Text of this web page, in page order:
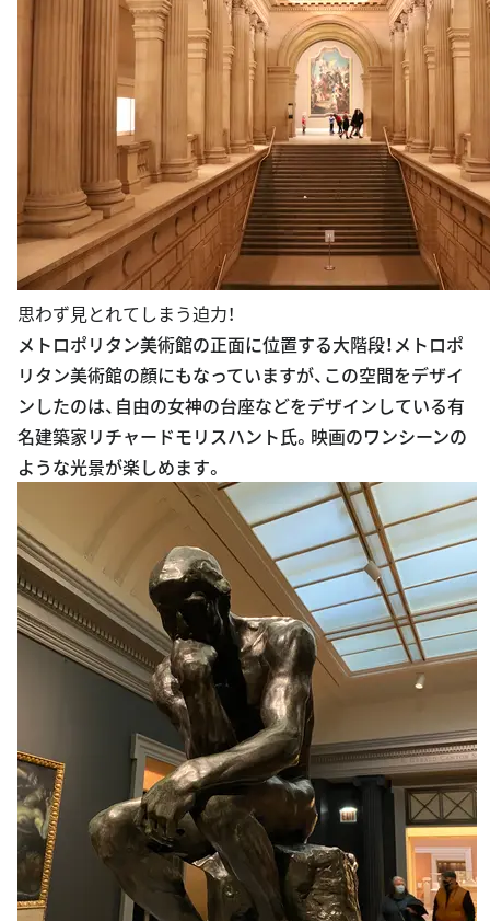
思わず見とれてしまう迫力！
メトロポリタン美術館の正面に位置する大階段！メトロポ
リタン美術館の顔にもなっていますが、この空間をデザイ
ンしたのは、自由の女神の台座などをデザインしている有
名建築家リチャードモリスハント氏。映画のワンシーンの
ような光景が楽しめます。